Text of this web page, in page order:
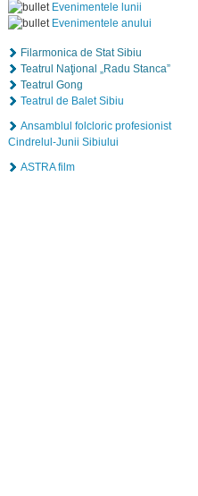
Evenimentele lunii
Evenimentele anului
Filarmonica de Stat Sibiu
Teatrul Naţional „Radu Stanca”
Teatrul Gong
Teatrul de Balet Sibiu
Ansamblul folcloric profesionist
Cindrelul-Junii Sibiului
ASTRA film